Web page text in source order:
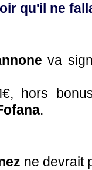
qu'il ne
va
hors
.
ne devrait